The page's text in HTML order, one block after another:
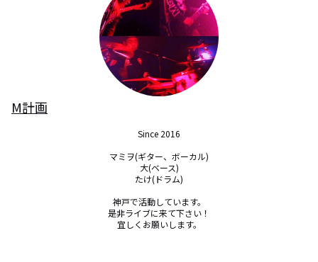
M計画
Since 2016
マミヲ(ギター、ボーカル)
大(ベース)
たけ(ドラム)
神戸で活動しています。
是非ライブに来て下さい！
宜しくお願いします。